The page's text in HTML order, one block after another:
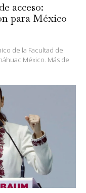
acceso:
para México
de la Facultad de
México. Más de